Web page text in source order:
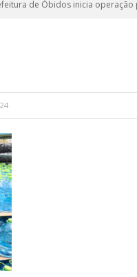
de Óbidos inicia